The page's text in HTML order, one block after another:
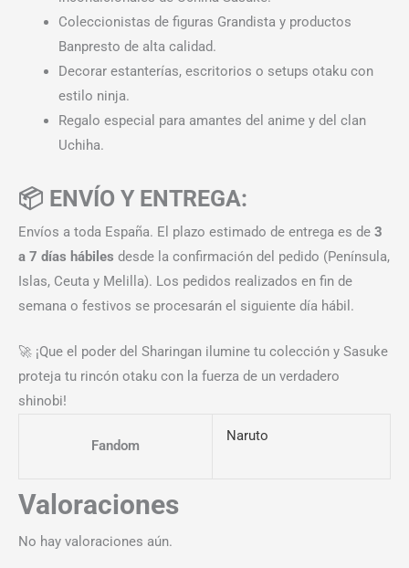
Coleccionistas de figuras Grandista y productos
Banpresto de alta calidad.
Decorar estanterías, escritorios o setups otaku con
estilo ninja.
Regalo especial para amantes del anime y del clan
Uchiha.
📦 ENVÍO Y ENTREGA:
Envíos a toda España. El plazo estimado de entrega es de 3
a 7 días hábiles desde la confirmación del pedido (Península,
Islas, Ceuta y Melilla). Los pedidos realizados en fin de
semana o festivos se procesarán el siguiente día hábil.
🚀 ¡Que el poder del Sharingan ilumine tu colección y Sasuke
proteja tu rincón otaku con la fuerza de un verdadero
shinobi!
Fandom
Naruto
Valoraciones
No hay valoraciones aún.